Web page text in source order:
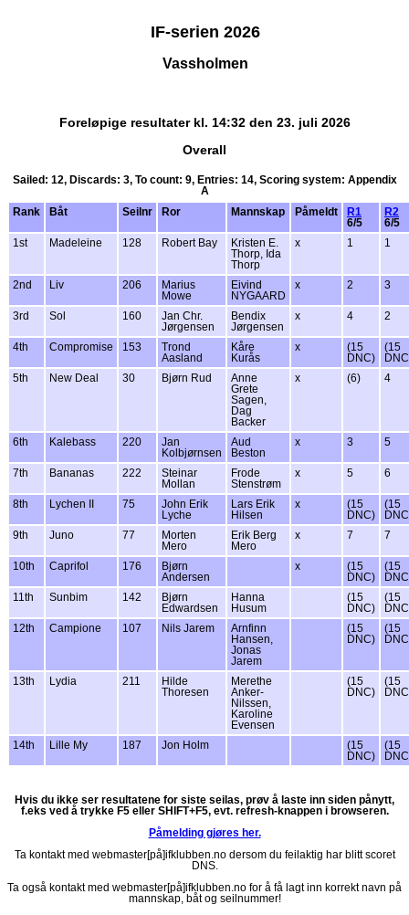
IF-serien 2026
Vassholmen
Foreløpige resultater kl. 14:32 den 23. juli 2026
Overall
Sailed: 12, Discards: 3, To count: 9, Entries: 14, Scoring system: Appendix
A
Rank
Båt Seilnr Ror Mannskap Påmeldt
R1
6/5
R2
6/5
1st
Madeleine 128 Robert Bay
Kristen E.
Thorp, Ida
Thorp
x 1 1
2nd Liv 206
Marius
Mowe
Eivind
NYGAARD
x 2 3
3rd Sol 160
Jan Chr.
Jørgensen
Bendix
Jørgensen
x 4 2
4th Compromise 153
Trond
Aasland
Kåre
Kurås
x
(15
DNC)
(15
5th
New Deal 30 Bjørn Rud
Anne
Grete
Sagen,
Dag
Backer
x (6) 4
6th Kalebass 220
Jan
Kolbjørnsen
Aud
Beston
x 3 5
7th Bananas 222
Steinar
Mollan
Frode
Stenstrøm
x 5 6
8th Lychen II 75
John Erik
Lyche
Lars Erik
Hilsen
x
(15
DNC)
(15
9th
Juno 77
Morten
Mero
Erik Berg
Mero
x 7 7
10th Caprifol 176
Bjørn
Andersen
x
(15
DNC)
(15
11th
Sunbim 142
Bjørn
Edwardsen
Hanna
Husum
(15
DNC)
(15
12th
Campione 107 Nils Jarem
Arnfinn
Hansen,
Jonas
Jarem
(15
DNC)
(15
13th Lydia 211
Hilde
Thoresen
Merethe
Anker-
Nilssen,
Karoline
Evensen
(15
DNC)
(15
14th Lille My 187 Jon Holm
(15
DNC)
(15
Hvis du ikke ser resultatene for siste seilas, prøv å laste inn siden pånytt,
f.eks ved å trykke F5 eller SHIFT+F5, evt. refresh-knappen i browseren.
Påmelding gjøres her.
Ta kontakt med webmaster[på]ifklubben.no dersom du feilaktig har blitt scoret
DNS.
Ta også kontakt med webmaster[på]ifklubben.no for å få lagt inn korrekt navn på
mannskap, båt og seilnummer!